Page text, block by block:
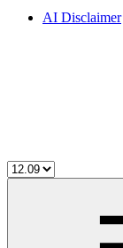
AI Disclaimer